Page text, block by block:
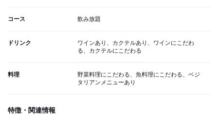
コース 飲み放題
ドリンク
ワインあり、カクテルあり、ワインにこだわ
る、カクテルにこだわる
料理
野菜料理にこだわる、魚料理にこだわる、ベジ
タリアンメニューあり
特徴・関連情報